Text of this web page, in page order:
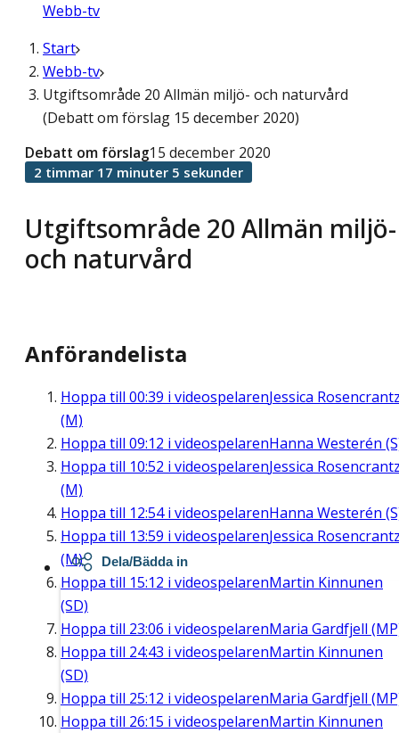
Webb-tv
Start
Webb-tv
Utgiftsområde 20 Allmän miljö- och naturvård
(Debatt om förslag 15 december 2020)
Utgiftsområde 20 Allmän miljö-
och naturvård
Debatt om förslag15 december 2020
2 timmar 17 minuter 5 sekunder
Anförandelista
Hoppa till 00:39 i videospelarenJessica
(M)
Hoppa till 09:12 i videospelarenHanna Westerén
Hoppa till 10:52 i videospelarenJessica
(M)
Hoppa till 12:54i videospelarenHanna Westerén
Hoppa till 13:59 i videospelarenJessica
(M)
Hoppa till 15:12 i videospelarenMartin Kinnunen
(SD)
Hoppa till 23:06 i videospelarenMaria Gardfjell
Hoppa till 24:43 i videospelarenMartin Kinnunen
(SD)
Hoppa till 25:12 i videospelarenMaria Gardfjell
Hoppa till 26:15 i videospelarenMartin Kinnunen
Dela/Bädda in